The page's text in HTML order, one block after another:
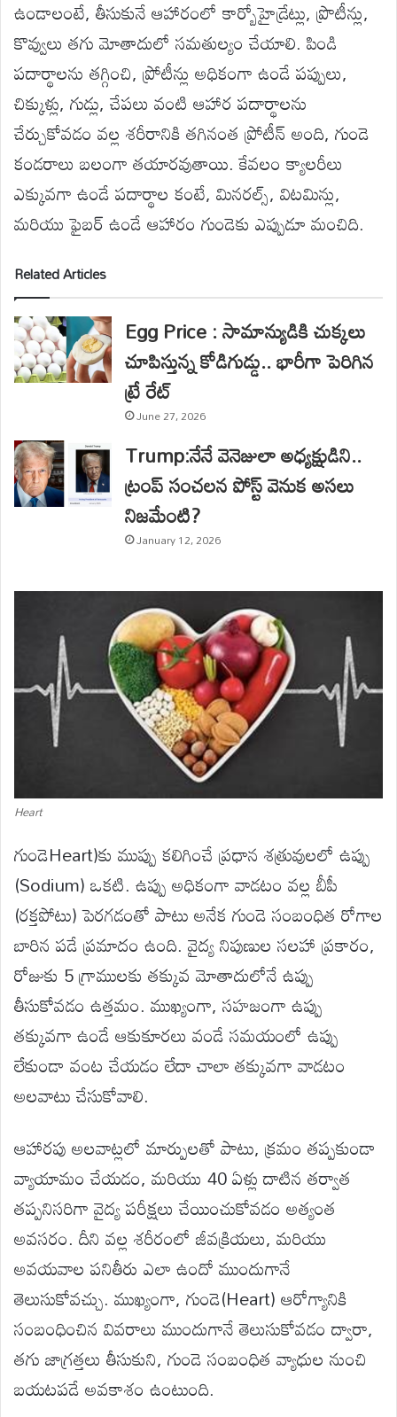
ఉండాలంటే, తీసుకునే ఆహారంలో కార్బోహైడ్రేట్లు, ప్రొటీన్లు,
కొవ్వులు తగు మోతాదులో సమతుల్యం చేయాలి. పిండి
పదార్థాలను తగ్గించి, ప్రోటీన్లు అధికంగా ఉండే పప్పులు,
చిక్కుళ్లు, గుడ్లు, చేపలు వంటి ఆహార పదార్థాలను
చేర్చుకోవడం వల్ల శరీరానికి తగినంత ప్రోటీన్ అంది, గుండె
కండరాలు బలంగా తయారవుతాయి. కేవలం క్యాలరీలు
ఎక్కువగా ఉండే పదార్థాల కంటే, మినరల్స్, విటమిన్లు,
మరియు ఫైబర్ ఉండే ఆహారం గుండెకు ఎప్పుడూ మంచిది.
Related Articles
Egg Price : సామాన్యుడికి చుక్కలు
చూపిస్తున్న కోడిగుడ్డు.. భారీగా పెరిగిన
ట్రే రేట్
June 27, 2026
Trump:నేనే వెనెజులా అధ్యక్షుడిని..
ట్రంప్ సంచలన పోస్ట్ వెనుక అసలు
నిజమేంటి?
January 12, 2026
Heart
గుండెHeart)కు ముప్పు కలిగించే ప్రధాన శత్రువులలో ఉప్పు
(Sodium) ఒకటి. ఉప్పు అధికంగా వాడటం వల్ల బీపీ
(రక్తపోటు) పెరగడంతో పాటు అనేక గుండె సంబంధిత రోగాల
బారిన పడే ప్రమాదం ఉంది. వైద్య నిపుణుల సలహా ప్రకారం,
రోజుకు 5 గ్రాములకు తక్కువ మోతాదులోనే ఉప్పు
తీసుకోవడం ఉత్తమం. ముఖ్యంగా, సహజంగా ఉప్పు
తక్కువగా ఉండే ఆకుకూరలు వండే సమయంలో ఉప్పు
లేకుండా వంట చేయడం లేదా చాలా తక్కువగా వాడటం
అలవాటు చేసుకోవాలి.
ఆహారపు అలవాట్లలో మార్పులతో పాటు, క్రమం తప్పకుండా
వ్యాయామం చేయడం, మరియు 40 ఏళ్లు దాటిన తర్వాత
తప్పనిసరిగా వైద్య పరీక్షలు చేయించుకోవడం అత్యంత
అవసరం. దీని వల్ల శరీరంలో జీవక్రియలు, మరియు
అవయవాల పనితీరు ఎలా ఉందో ముందుగానే
తెలుసుకోవచ్చు. ముఖ్యంగా, గుండె(Heart) ఆరోగ్యానికి
సంబంధించిన వివరాలు ముందుగానే తెలుసుకోవడం ద్వారా,
తగు జాగ్రత్తలు తీసుకుని, గుండె సంబంధిత వ్యాధుల నుంచి
బయటపడే అవకాశం ఉంటుంది.